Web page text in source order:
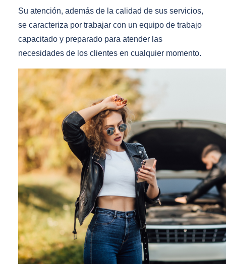
Su atención, además de la calidad de sus servicios,
se caracteriza por trabajar con un equipo de trabajo
capacitado y preparado para atender las
necesidades de los clientes en cualquier momento.